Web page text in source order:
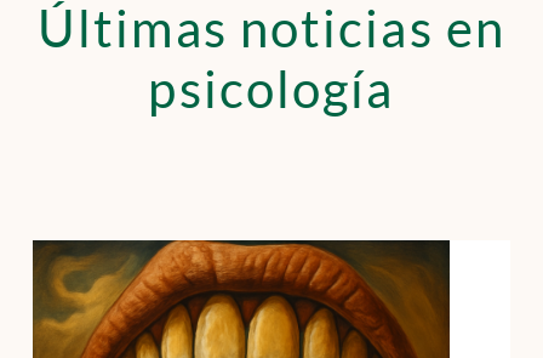
Últimas noticias en
psicología